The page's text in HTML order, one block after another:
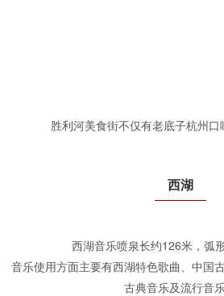
胜利河美食街不仅有老底子杭州口
西湖
西湖音乐喷泉长约126米，弧
音乐使用方面主要有西湖特色歌曲、中国
古典音乐及流行音